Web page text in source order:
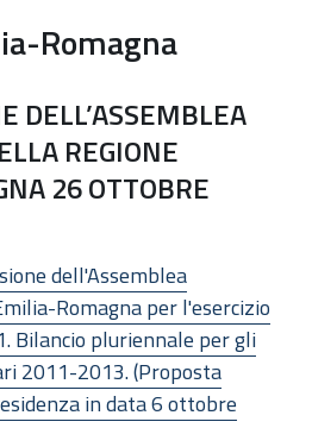
Romagna
DELL’ASSEMBLEA
REGIONE
26 OTTOBRE
dell'Assemblea
Romagna per l'esercizio
Bilancio pluriennale per gli
2011-2013. (Proposta
in data 6 ottobre